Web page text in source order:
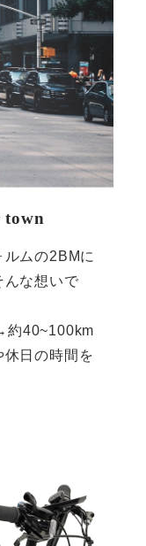
town
ムの2BMに
んな想いで
約40~100km
日の時間を